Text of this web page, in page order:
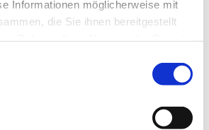
Informationen möglicherweise mit
die Sie ihnen bereitgestellt